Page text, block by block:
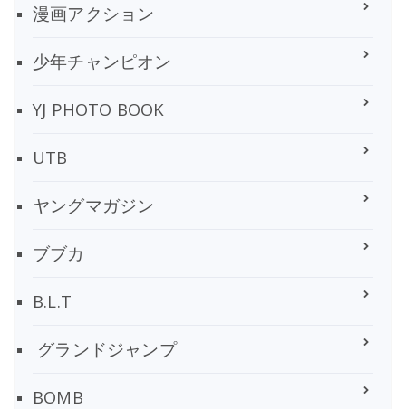
漫画アクション
少年チャンピオン
YJ PHOTO BOOK
UTB
ヤングマガジン
ブブカ
B.L.T
グランドジャンプ
BOMB